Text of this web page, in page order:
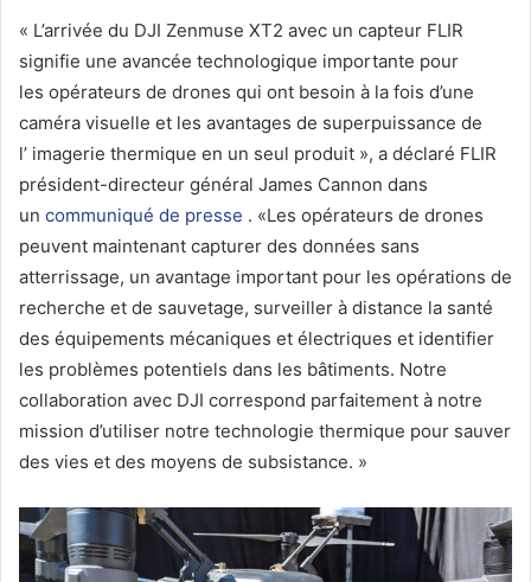
« L’arrivée du DJI Zenmuse XT2 avec un capteur FLIR
signifie une avancée technologique importante pour
les opérateurs de drones qui ont besoin à la fois d’une
caméra visuelle et les avantages de superpuissance de
l’ imagerie thermique en un seul produit », a déclaré FLIR
président-directeur général James Cannon dans
un communiqué de presse . «Les opérateurs de drones
peuvent maintenant capturer des données sans
atterrissage, un avantage important pour les opérations de
recherche et de sauvetage, surveiller à distance la santé
des équipements mécaniques et électriques et identifier
les problèmes potentiels dans les bâtiments. Notre
collaboration avec DJI correspond parfaitement à notre
mission d’utiliser notre technologie thermique pour sauver
des vies et des moyens de subsistance. »